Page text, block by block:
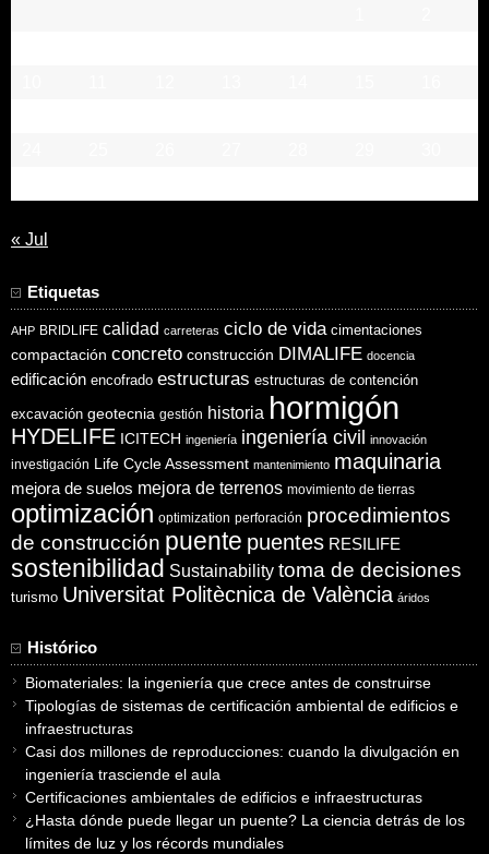
« Jul
Etiquetas
AHP BRIDLIFE calidad carreteras ciclo de vida cimentaciones
compactación concreto construcción DIMALIFE docencia
edificación encofrado estructuras estructuras de contención
excavación geotecnia gestión historia hormigón
HYDELIFE ICITECH ingeniería ingeniería civil innovación
investigación Life Cycle Assessment mantenimiento maquinaria
mejora de suelos mejora de terrenos movimiento de tierras
optimización optimization perforación procedimientos
de construcción puente puentes RESILIFE
sostenibilidad Sustainability toma de decisiones
turismo Universitat Politècnica de València áridos
Histórico
Biomateriales: la ingeniería que crece antes de construirse
Tipologías de sistemas de certificación ambiental de edificios e
infraestructuras
Casi dos millones de reproducciones: cuando la divulgación en
ingeniería trasciende el aula
Certificaciones ambientales de edificios e infraestructuras
¿Hasta dónde puede llegar un puente? La ciencia detrás de los
límites de luz y los récords mundiales